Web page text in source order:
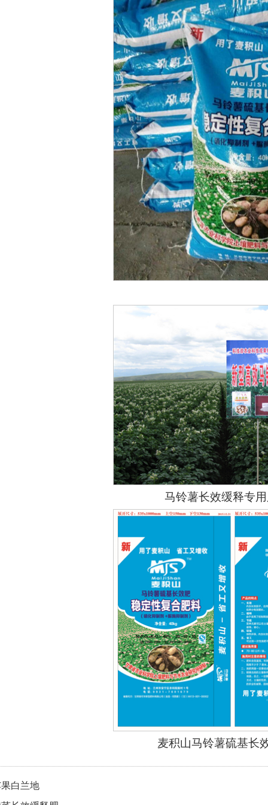
马铃薯长效缓释专
麦积山马铃薯硫基长
白兰地